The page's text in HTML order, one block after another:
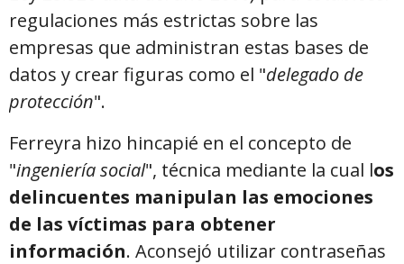
regulaciones más estrictas sobre las
empresas que administran estas bases de
datos y crear figuras como el "delegado de
protección".
Ferreyra hizo hincapié en el concepto de
"ingeniería social", técnica mediante la cual los
delincuentes manipulan las emociones
de las víctimas para obtener
información. Aconsejó utilizar contraseñas